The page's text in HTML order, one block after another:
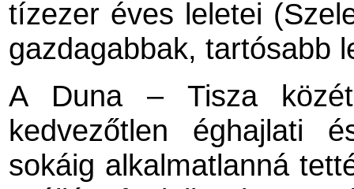
tízezer éves leletei
gazdagabbak, tartósabb
A Duna – Tisza
kedvezőtlen éghajlati
sokáig alkalmatlanná